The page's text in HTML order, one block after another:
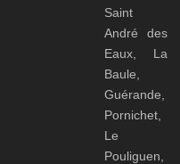
Saint
André des
Eaux, La
Baule,
Guérande,
Pornichet,
Le
Pouliguen,